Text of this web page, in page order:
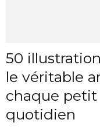
50
le véritable
chaque
quotidien